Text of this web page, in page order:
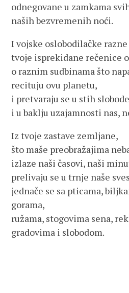
odnegovane u zamkama
naših bezvremenih noći.
I vojske oslobodilačke
tvoje isprekidane rečenice
o raznim sudbinama što
recituju ovu planetu,
i pretvaraju se u stih
i u baklju uzajamnosti nas,
Iz tvoje zastave zemljane,
što maše preobražajima
izlaze naši časovi, naši
prelivaju se u trnje naše
jednače se sa pticama,
gorama,
ružama, stogovima sena,
gradovima i slobodom.